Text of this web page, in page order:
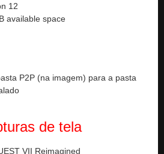
12
available space
P2P (na imagem) para a pasta
de tela